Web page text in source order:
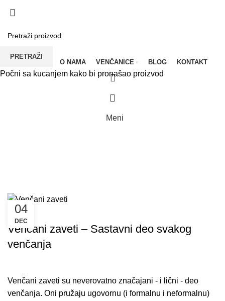
O NAMA VENČANICE BLOG KONTAKT
Meni
04
DEC
VENČANICE ANASTAZIJA
Venčani zaveti – Sastavni deo svakog
venčanja
Venčani zaveti su neverovatno značajani - i lični - deo
venčanja. Oni pružaju ugovornu (i formalnu i neformalnu)
PRETRAŽI
Počni sa kucanjem kako bi pronašao proizvod